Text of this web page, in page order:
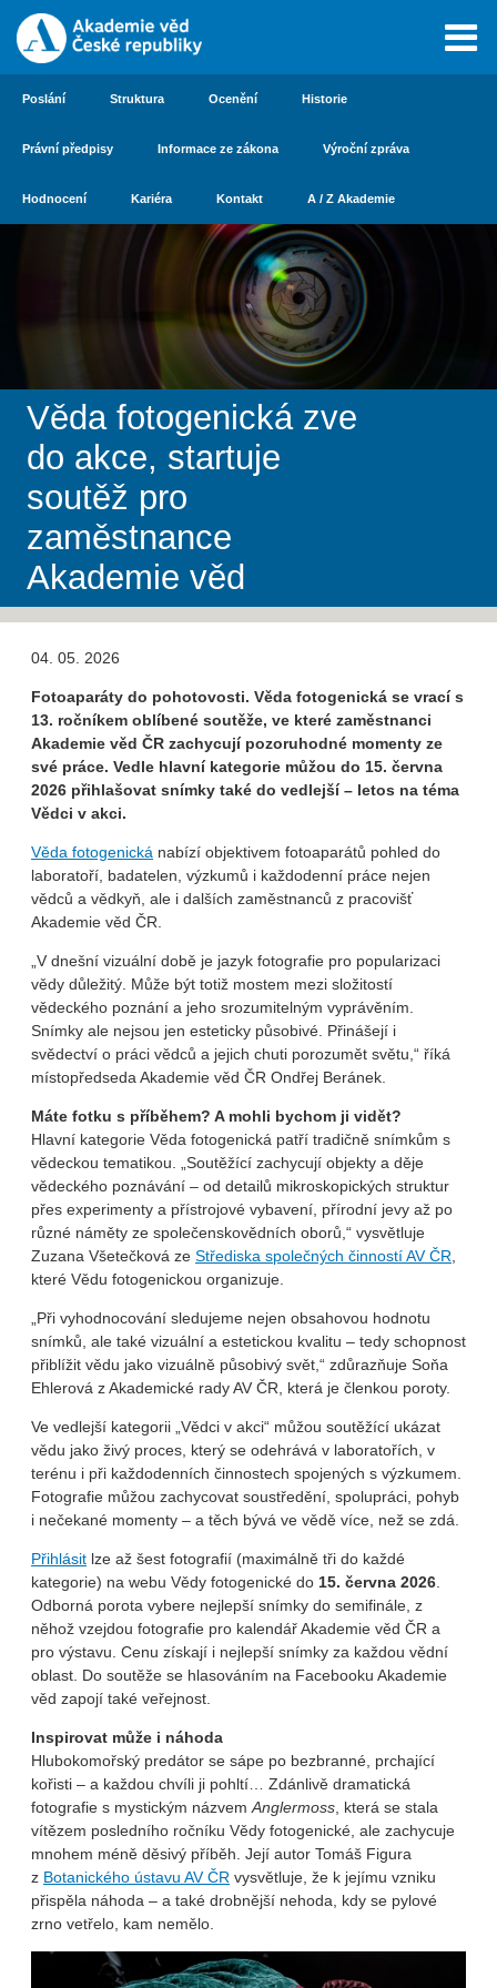
Poslání Struktura Ocenění Historie
Právní předpisy Informace ze zákona Výroční zpráva
Hodnocení Kariéra Kontakt A / Z Akademie
Věda fotogenická zve
do akce, startuje
soutěž pro
zaměstnance
Akademie věd
04. 05. 2026
Fotoaparáty do pohotovosti. Věda fotogenická se vrací s
13. ročníkem oblíbené soutěže, ve které zaměstnanci
Akademie věd ČR zachycují pozoruhodné momenty ze
své práce. Vedle hlavní kategorie můžou do 15. června
2026 přihlašovat snímky také do vedlejší – letos na téma
Vědci v akci.
Věda fotogenická nabízí objektivem fotoaparátů pohled do
laboratoří, badatelen, výzkumů i každodenní práce nejen
vědců a vědkyň, ale i dalších zaměstnanců z pracovišť
Akademie věd ČR.
„V dnešní vizuální době je jazyk fotografie pro popularizaci
vědy důležitý. Může být totiž mostem mezi složitostí
vědeckého poznání a jeho srozumitelným vyprávěním.
Snímky ale nejsou jen esteticky působivé. Přinášejí i
svědectví o práci vědců a jejich chuti porozumět světu,“ říká
místopředseda Akademie věd ČR Ondřej Beránek.
Máte fotku s příběhem? A mohli bychom ji vidět?
Hlavní kategorie Věda fotogenická patří tradičně snímkům s
vědeckou tematikou. „Soutěžící zachycují objekty a děje
vědeckého poznávání – od detailů mikroskopických struktur
přes experimenty a přístrojové vybavení, přírodní jevy až po
různé náměty ze společenskovědních oborů,“ vysvětluje
Zuzana Všetečková ze Střediska společných činností AV ČR,
které Vědu fotogenickou organizuje.
„Při vyhodnocování sledujeme nejen obsahovou hodnotu
snímků, ale také vizuální a estetickou kvalitu – tedy schopnost
přiblížit vědu jako vizuálně působivý svět,“ zdůrazňuje Soňa
Ehlerová z Akademické rady AV ČR, která je členkou poroty.
Ve vedlejší kategorii „Vědci v akci“ můžou soutěžící ukázat
vědu jako živý proces, který se odehrává v laboratořích, v
terénu i při každodenních činnostech spojených s výzkumem.
Fotografie můžou zachycovat soustředění, spolupráci, pohyb
i nečekané momenty – a těch bývá ve vědě více, než se zdá.
Přihlásit lze až šest fotografií (maximálně tři do každé
kategorie) na webu Vědy fotogenické do 15. června 2026.
Odborná porota vybere nejlepší snímky do semifinále, z
něhož vzejdou fotografie pro kalendář Akademie věd ČR a
pro výstavu. Cenu získají i nejlepší snímky za každou vědní
oblast. Do soutěže se hlasováním na Facebooku Akademie
věd zapojí také veřejnost.
Inspirovat může i náhoda
Hlubokomořský predátor se sápe po bezbranné, prchající
kořisti – a každou chvíli ji pohltí… Zdánlivě dramatická
fotografie s mystickým názvemAnglermoss, která se stala
vítězem posledního ročníku Vědy fotogenické, ale zachycuje
mnohem méně děsivý příběh. Její autor Tomáš Figura
z Botanického ústavu AV ČR vysvětluje, že k jejímu vzniku
přispěla náhoda – a také drobnější nehoda, kdy se pylové
zrno vetřelo, kam nemělo.